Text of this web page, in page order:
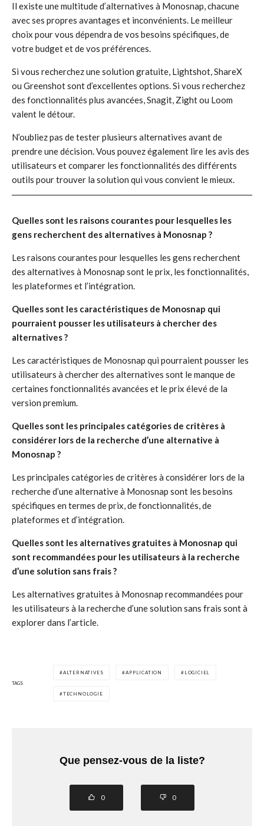
Il existe une multitude d’alternatives à Monosnap, chacune
avec ses propres avantages et inconvénients. Le meilleur
choix pour vous dépendra de vos besoins spécifiques, de
votre budget et de vos préférences.
Si vous recherchez une solution gratuite, Lightshot, ShareX
ou Greenshot sont d’excellentes options. Si vous recherchez
des fonctionnalités plus avancées, Snagit, Zight ou Loom
valent le détour.
N’oubliez pas de tester plusieurs alternatives avant de
prendre une décision. Vous pouvez également lire les avis des
utilisateurs et comparer les fonctionnalités des différents
outils pour trouver la solution qui vous convient le mieux.
Quelles sont les raisons courantes pour lesquelles les
gens recherchent des alternatives à Monosnap ?
Les raisons courantes pour lesquelles les gens recherchent
des alternatives à Monosnap sont le prix, les fonctionnalités,
les plateformes et l’intégration.
Quelles sont les caractéristiques de Monosnap qui
pourraient pousser les utilisateurs à chercher des
alternatives ?
Les caractéristiques de Monosnap qui pourraient pousser les
utilisateurs à chercher des alternatives sont le manque de
certaines fonctionnalités avancées et le prix élevé de la
version premium.
Quelles sont les principales catégories de critères à
considérer lors de la recherche d’une alternative à
Monosnap ?
Les principales catégories de critères à considérer lors de la
recherche d’une alternative à Monosnap sont les besoins
spécifiques en termes de prix, de fonctionnalités, de
plateformes et d’intégration.
Quelles sont les alternatives gratuites à Monosnap qui
sont recommandées pour les utilisateurs à la recherche
d’une solution sans frais ?
Les alternatives gratuites à Monosnap recommandées pour
les utilisateurs à la recherche d’une solution sans frais sont à
explorer dans l’article.
TAGS
ALTERNATIVES APPLICATION LOGICIEL
TECHNOLOGIE
Que pensez-vous de la liste?
0 0